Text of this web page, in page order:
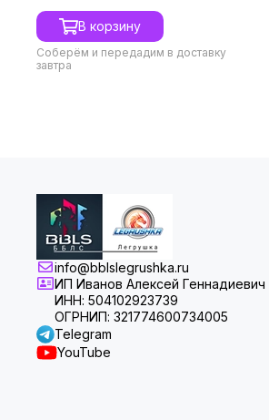
В корзину
Соберём и передадим в доставку
завтра
info@bblslegrushka.ru
ИП Иванов Алексей Геннадиевич
ИНН: 504102923739
ОГРНИП: 321774600734005
Telegram
YouTube